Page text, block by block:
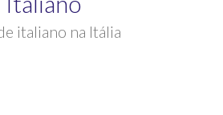
italiano na Itália